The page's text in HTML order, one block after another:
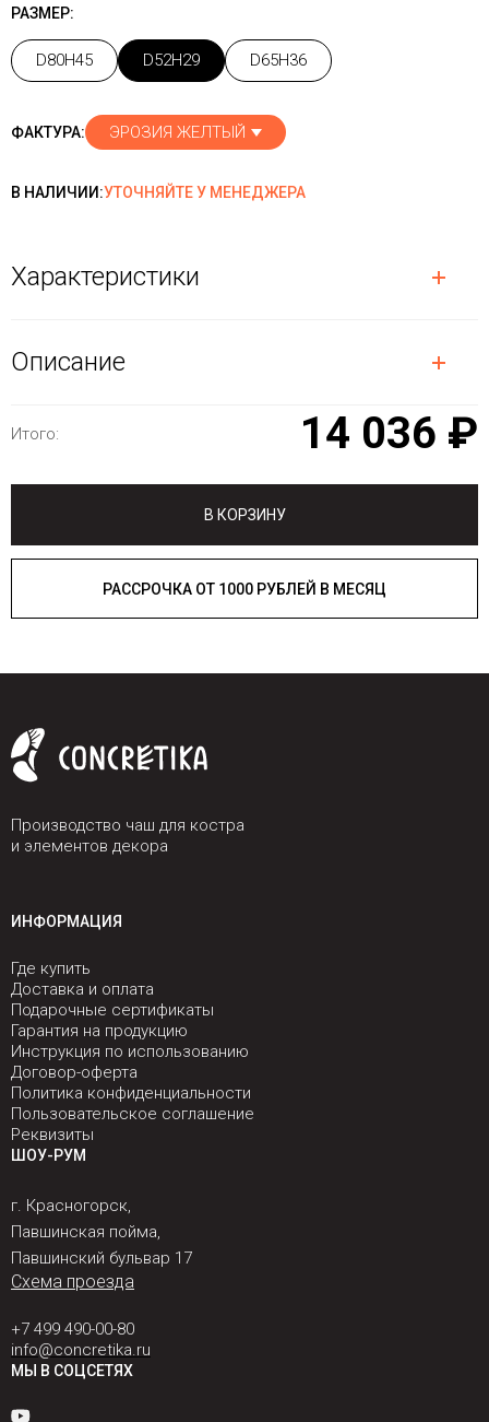
РАЗМЕР:
D80H45 D52H29 D65H36
ФАКТУРА: ЭРОЗИЯ ЖЕЛТЫЙ
В НАЛИЧИИ:УТОЧНЯЙТЕ У МЕНЕДЖЕРА
Характеристики
Описание
Итого: 14 036 ₽
В КОРЗИНУ
РАССРОЧКА ОТ 1000 РУБЛЕЙ В МЕСЯЦ
Производство чаш для костра
и элементов декора
ИНФОРМАЦИЯ
Где купить
Доставка и оплата
Подарочные сертификаты
Гарантия на продукцию
Инструкция по использованию
Договор-оферта
Политика конфиденциальности
Пользовательское соглашение
Реквизиты
ШОУ-РУМ
г. Красногорск,
Павшинская пойма,
Павшинский бульвар 17
Схема проезда
+7 499 490-00-80
info@concretika.ru
МЫ В СОЦСЕТЯХ